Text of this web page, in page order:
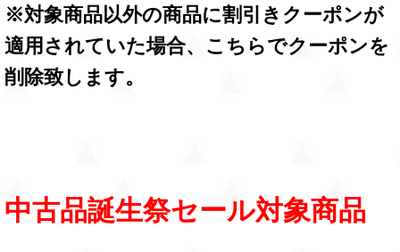
※対象商品以外の商品に割引きクーポンが
適用されていた場合、こちらでクーポンを
削除致します。
中古品誕生祭セール対象商品